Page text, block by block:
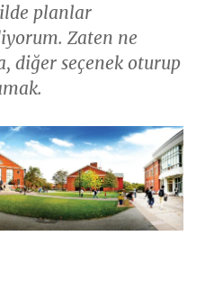
planlar
Zaten ne
diğer seçenek oturup